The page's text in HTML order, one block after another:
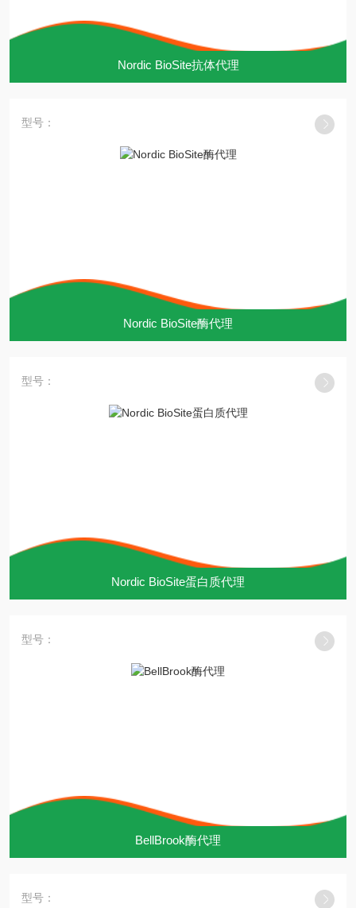
Nordic BioSite抗体代理
型号：
Nordic BioSite酶代理
型号：
Nordic BioSite蛋白质代理
型号：
BellBrook酶代理
型号：